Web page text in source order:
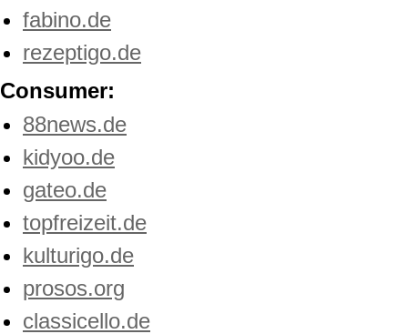
fabino.de
rezeptigo.de
Consumer:
88news.de
kidyoo.de
gateo.de
topfreizeit.de
kulturigo.de
prosos.org
classicello.de